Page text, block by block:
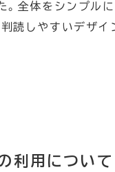
。全体をシンプル
読しやすいデザイ
利用について